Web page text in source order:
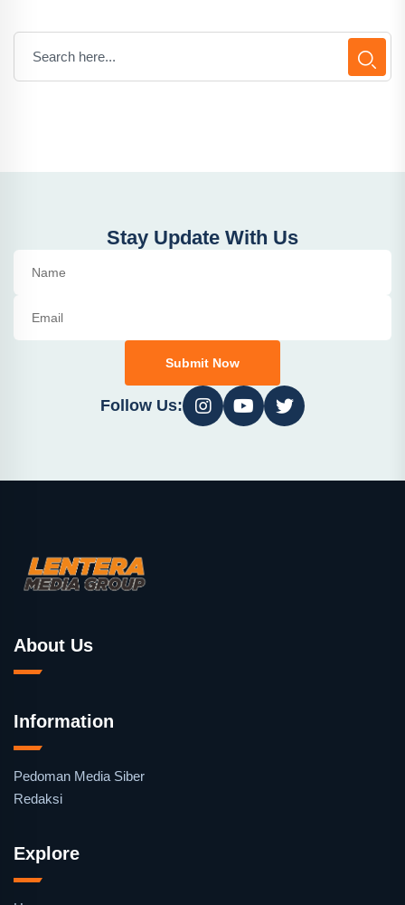
Stay Update With Us
Submit Now
Follow Us:
About Us
Information
Pedoman Media Siber
Redaksi
Explore